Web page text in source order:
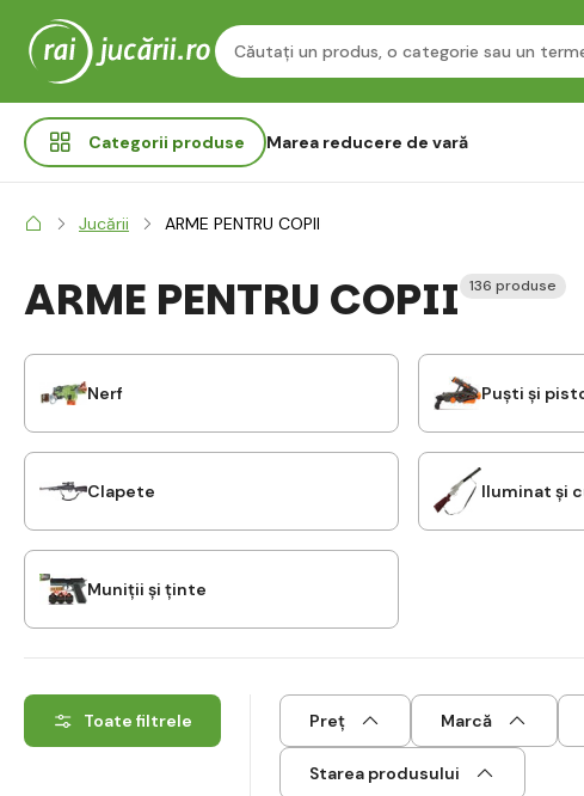
Categorii produse Marea reducere de vară
Jucării ARME PENTRU COPII
ARME PENTRU COPII 136 produse
Nerf Puști și
Clapete Iluminat și
Muniții și ținte
Toate filtrele Preț Marcă
Starea produsului